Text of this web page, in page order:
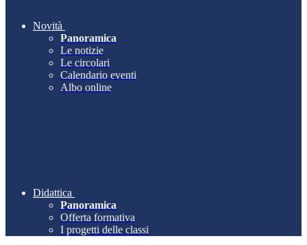
Novità
Panoramica
Le notizie
Le circolari
Calendario eventi
Albo online
Didattica
Panoramica
Offerta formativa
I progetti delle classi